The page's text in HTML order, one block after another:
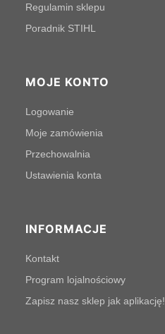
Regulamin sklepu
Poradnik STIHL
MOJE KONTO
Logowanie
Moje zamówienia
Przechowalnia
Ustawienia konta
INFORMACJE
Kontakt
Program lojalnościowy
Zapisz nasz sklep jak aplikację!